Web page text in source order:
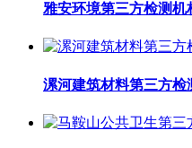
雅安环境第三方检测机
漯河建筑材料第三方检